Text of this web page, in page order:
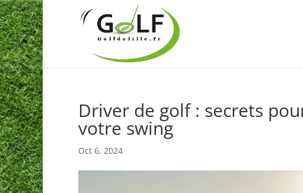
Driver de golf : secrets
votre swing
Oct 6, 2024